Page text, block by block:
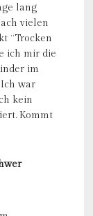
lang
vielen
“Trocken
ich mir die
im
war
kein
Kommt